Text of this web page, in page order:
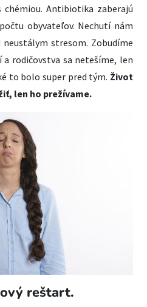
Antibiotika zaberajú
obyvateľov. Nechutí nám
stresom. Zobudíme
rodičovstva sa netešíme, len
to bolo super pred tým. Život
len ho prežívame.
reštart.